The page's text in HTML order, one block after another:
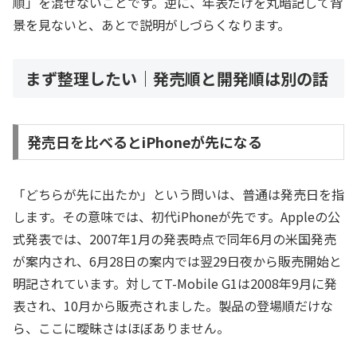
景を見ないと、あとで説明がしづらくなります。
まず整理したい｜発売順と開発順は別の話
発売日を比べるとiPhoneが先になる
「どちらが先に出たか」という問いは、普通は発売日を指
します。その意味では、初代iPhoneが先です。Appleの公
式発表では、2007年1月の発表時点で同年6月の米国発売
が案内され、6月28日の案内では翌29日夜から販売開始と
明記されています。対してT-Mobile G1は2008年9月に発
表され、10月から販売されました。製品の登場順だけな
ら、ここに曖昧さはほぼありません。